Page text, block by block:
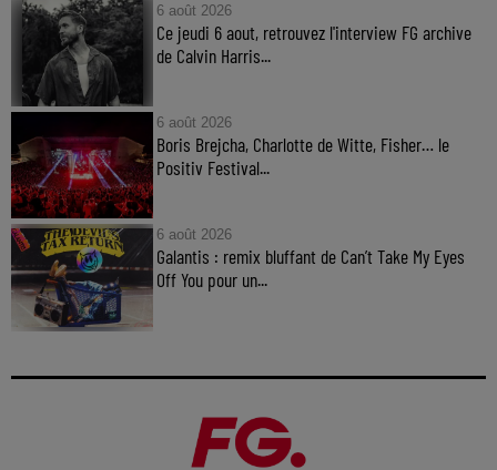
6 août 2026
Ce jeudi 6 aout, retrouvez l'interview FG archive
de Calvin Harris...
6 août 2026
Boris Brejcha, Charlotte de Witte, Fisher… le
Positiv Festival...
6 août 2026
Galantis : remix bluffant de Can’t Take My Eyes
Off You pour un...